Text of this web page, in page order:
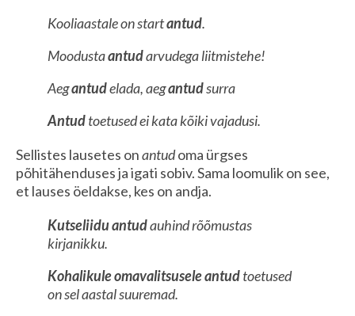
Kooliaastale on startantud.
Moodustaantudarvudega liitmistehe!
Aegantudelada, aegantudsurra
Antudtoetused ei kata kõiki vajadusi.
Sellistes lausetes onantudoma ürgses
põhitähenduses ja igati sobiv. Sama loomulik on see,
et lauses öeldakse, kes on andja.
Kutseliidu antudauhind rõõmustas
kirjanikku.
Kohalikule omavalitsusele antudtoetused
on sel aastal suuremad.